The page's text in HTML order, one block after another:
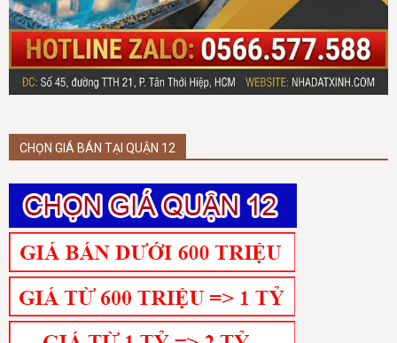
CHỌN GIÁ BÁN TẠI QUẬN 12